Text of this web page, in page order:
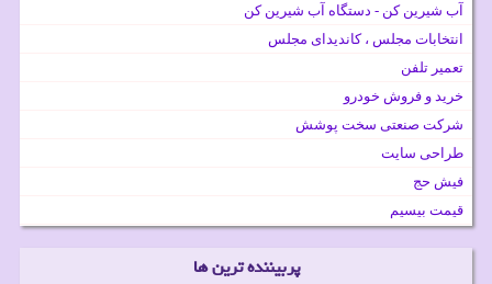
آب شیرین کن - دستگاه آب شیرین کن
انتخابات مجلس ، کاندیدای مجلس
تعمیر تلفن
خرید و فروش خودرو
شرکت صنعتی سخت پوشش
طراحی سایت
فیش حج
قیمت بیسیم
پربیننده ترین ها